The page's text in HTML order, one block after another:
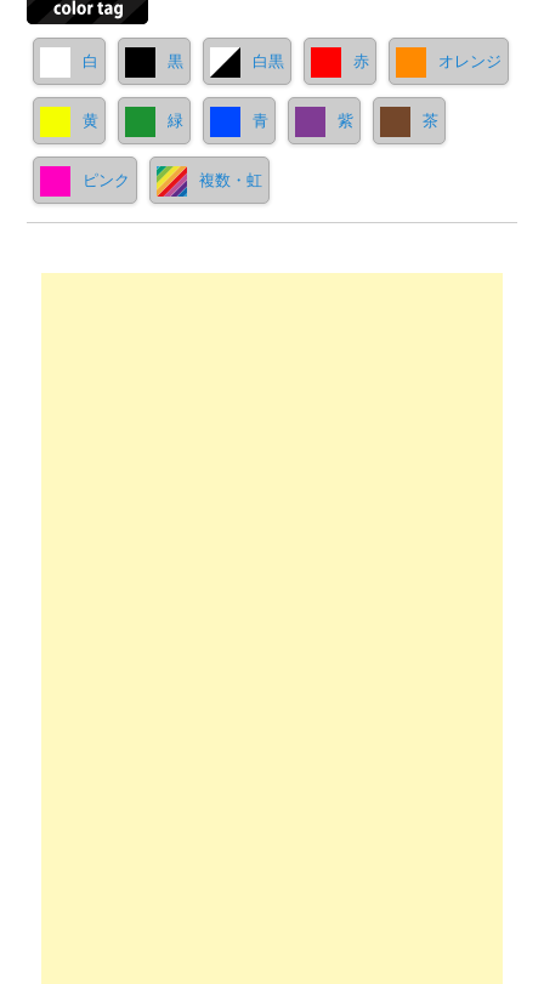
白 黒 白黒 赤 オレンジ
黄 緑 青 紫 茶
ピンク 複数・虹